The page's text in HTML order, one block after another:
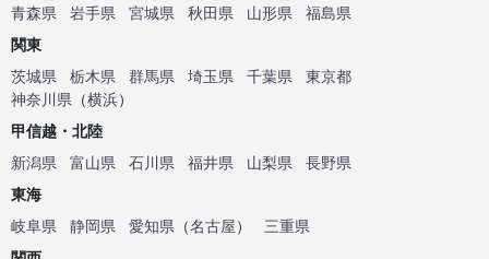
青森県
岩手県 宮城県 秋田県 山形県
福島県
関東
茨城県
栃木県 群馬県 埼玉県 千葉県
東京都
神奈川県 （横浜）
甲信越・北陸
新潟県
富山県 石川県 福井県 山梨県
長野県
東海
岐阜県
静岡県 愛知県 （名古屋）
三重県